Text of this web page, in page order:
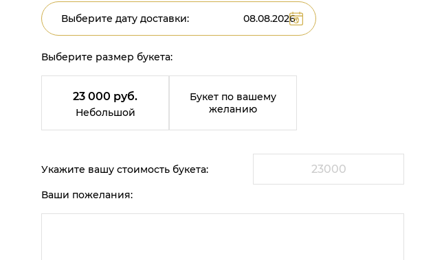
Выберите дату доставки:
Выберите размер букета:
23 000 руб.
Небольшой
Букет по вашему
желанию
Укажите вашу стоимость букета:
Ваши пожелания: